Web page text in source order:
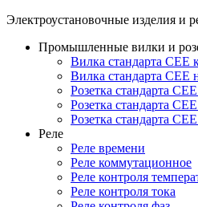
Электроустановочные изделия и
Промышленные вилки и
Вилка стандарта CEE
Вилка стандарта CEE
Розетка стандарта
Розетка стандарта
Розетка стандарта
Реле
Реле времени
Реле коммутационное
Реле контроля
Реле контроля тока